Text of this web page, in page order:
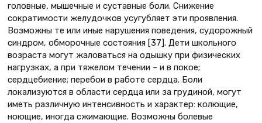
головные, мышечные и суставные боли. Снижение
сократимости желудочков усугубляет эти проявления.
Возможны те или иные нарушения поведения, судорожный
синдром, обморочные состояния [37]. Дети школьного
возраста могут жаловаться на одышку при физических
нагрузках, а при тяжелом течении – и в покое;
сердцебиение; перебои в работе сердца. Боли
локализуются в области сердца или за грудиной, могут
иметь различную интенсивность и характер: колющие,
ноющие, иногда сжимающие. Возможны болевые